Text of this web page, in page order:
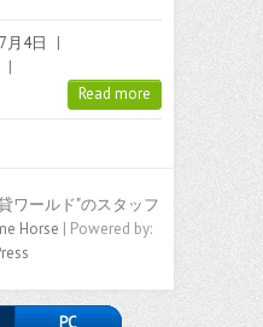
月4日
|
|
Read more
ワールド"のスタッフ
Horse | Powered by:
PC